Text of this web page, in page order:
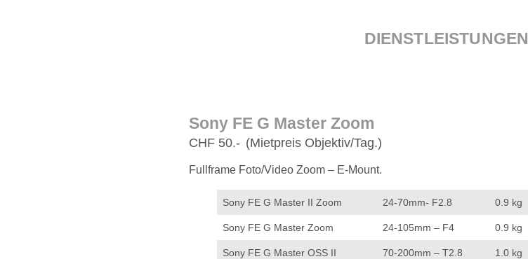
DIENSTLEISTUNGEN
Sony FE G Master Zoom
CHF 50.- (Mietpreis Objektiv/Tag.)
Fullframe Foto/Video Zoom – E-Mount.
Sony FE G Master II Zoom 24-70mm- F2.8 0.9 kg
Sony FE G Master Zoom 24-105mm – F4 0.9 kg
Sony FE G Master OSS II 70-200mm – T2.8 1.0 kg